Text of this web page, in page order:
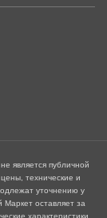
является публичной
технические и
уточнению у
оставляет за
характеристики,